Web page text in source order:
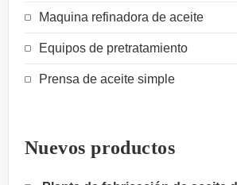
Maquina refinadora de aceite
Equipos de pretratamiento
Prensa de aceite simple
Nuevos productos